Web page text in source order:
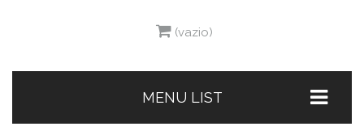
(vazio)
MENU LIST